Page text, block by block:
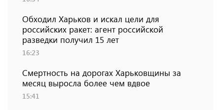
Обходил Харьков и искал цели для
российских ракет: агент российской
разведки получил 15 лет
16:23
Смертность на дорогах Харьковщины за
месяц выросла более чем вдвое
15:41